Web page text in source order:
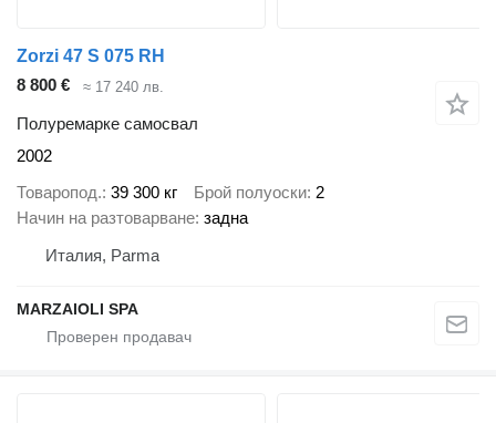
Zorzi 47 S 075 RH
8 800 €
≈ 17 240 лв.
Полуремарке самосвал
2002
Товаропод. 39 300 кг Брой полуоски 2
Начин на разтоварване задна
Италия, Parma
MARZAIOLI SPA